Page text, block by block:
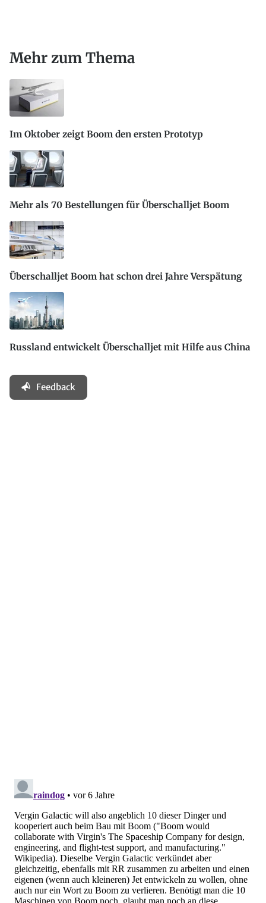
Mehr zum Thema
Im Oktober zeigt Boom den ersten Prototyp
Mehr als 70 Bestellungen für Überschalljet Boom
Überschalljet Boom hat schon drei Jahre Verspätung
Russland entwickelt Überschalljet mit Hilfe aus China
Feedback